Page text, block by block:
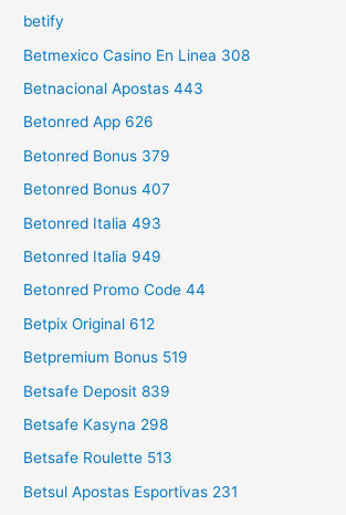
betify
Betmexico Casino En Linea 308
Betnacional Apostas 443
Betonred App 626
Betonred Bonus 379
Betonred Bonus 407
Betonred Italia 493
Betonred Italia 949
Betonred Promo Code 44
Betpix Original 612
Betpremium Bonus 519
Betsafe Deposit 839
Betsafe Kasyna 298
Betsafe Roulette 513
Betsul Apostas Esportivas 231